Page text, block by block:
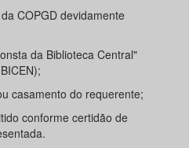
COPGD devidamente
da Biblioteca Central"
casamento do requerente;
conforme certidão de